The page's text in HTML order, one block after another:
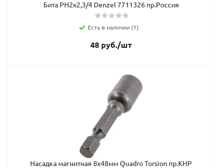
Бита РН2х2,3/4 Denzel 7711326 пр.Россия
Есть в наличии (1)
48 руб./шт
Насадка магнитная 8х48мм Quadro Torsion пр.КНР